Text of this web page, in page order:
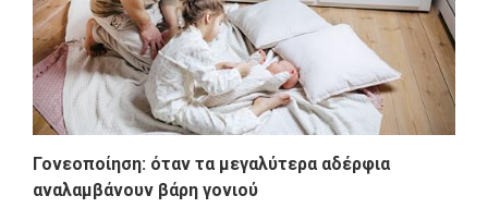
Γονεοποίηση: όταν τα μεγαλύτερα αδέρφια
αναλαμβάνουν βάρη γονιού